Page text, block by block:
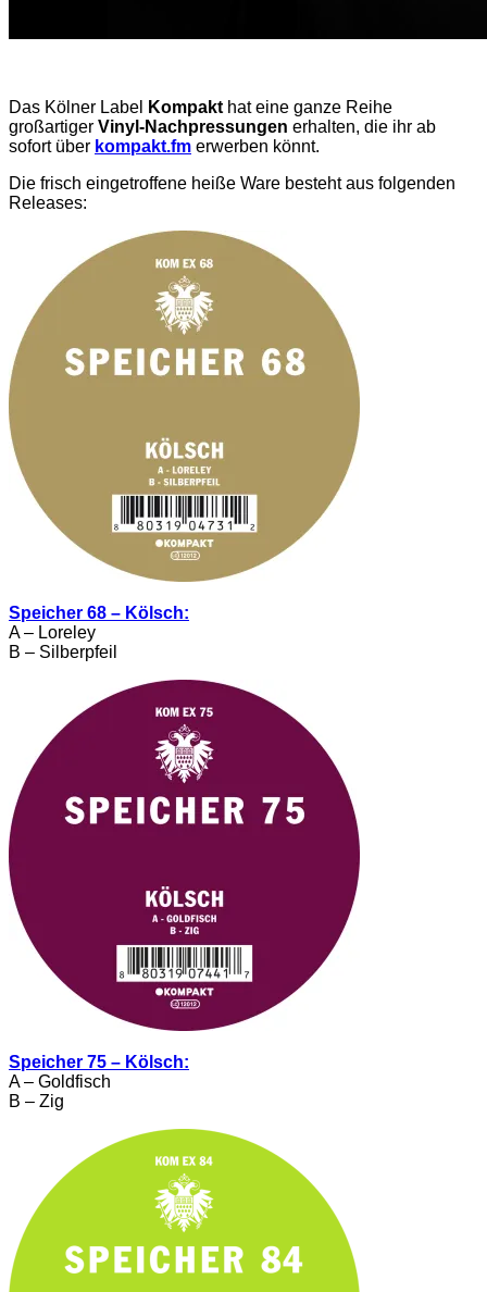
Das Kölner Label Kompakt hat eine ganze Reihe
großartiger Vinyl-Nachpressungen erhalten, die ihr ab
sofort über kompakt.fm erwerben könnt.
Die frisch eingetroffene heiße Ware besteht aus folgenden
Releases:
Speicher 68 – Kölsch:
A – Loreley
B – Silberpfeil
Speicher 75 – Kölsch:
A – Goldfisch
B – Zig